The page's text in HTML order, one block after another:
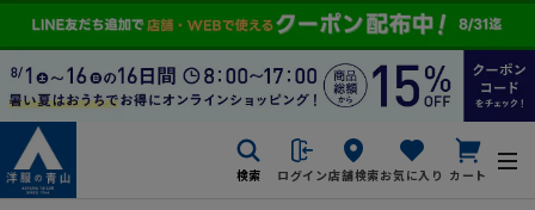
検索 ログイン店舗検索お気に入り カート